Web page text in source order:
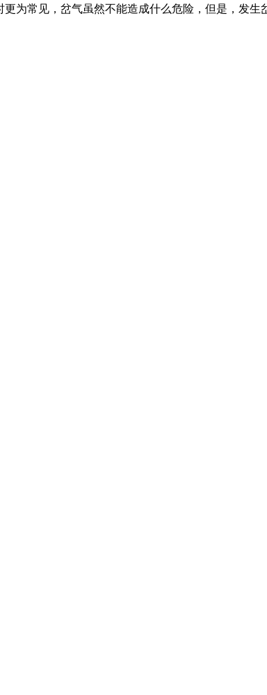
为常见，岔气虽然不能造成什么危险，但是，发生